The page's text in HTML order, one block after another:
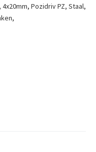
4x20mm, Pozidriv PZ, Staal,